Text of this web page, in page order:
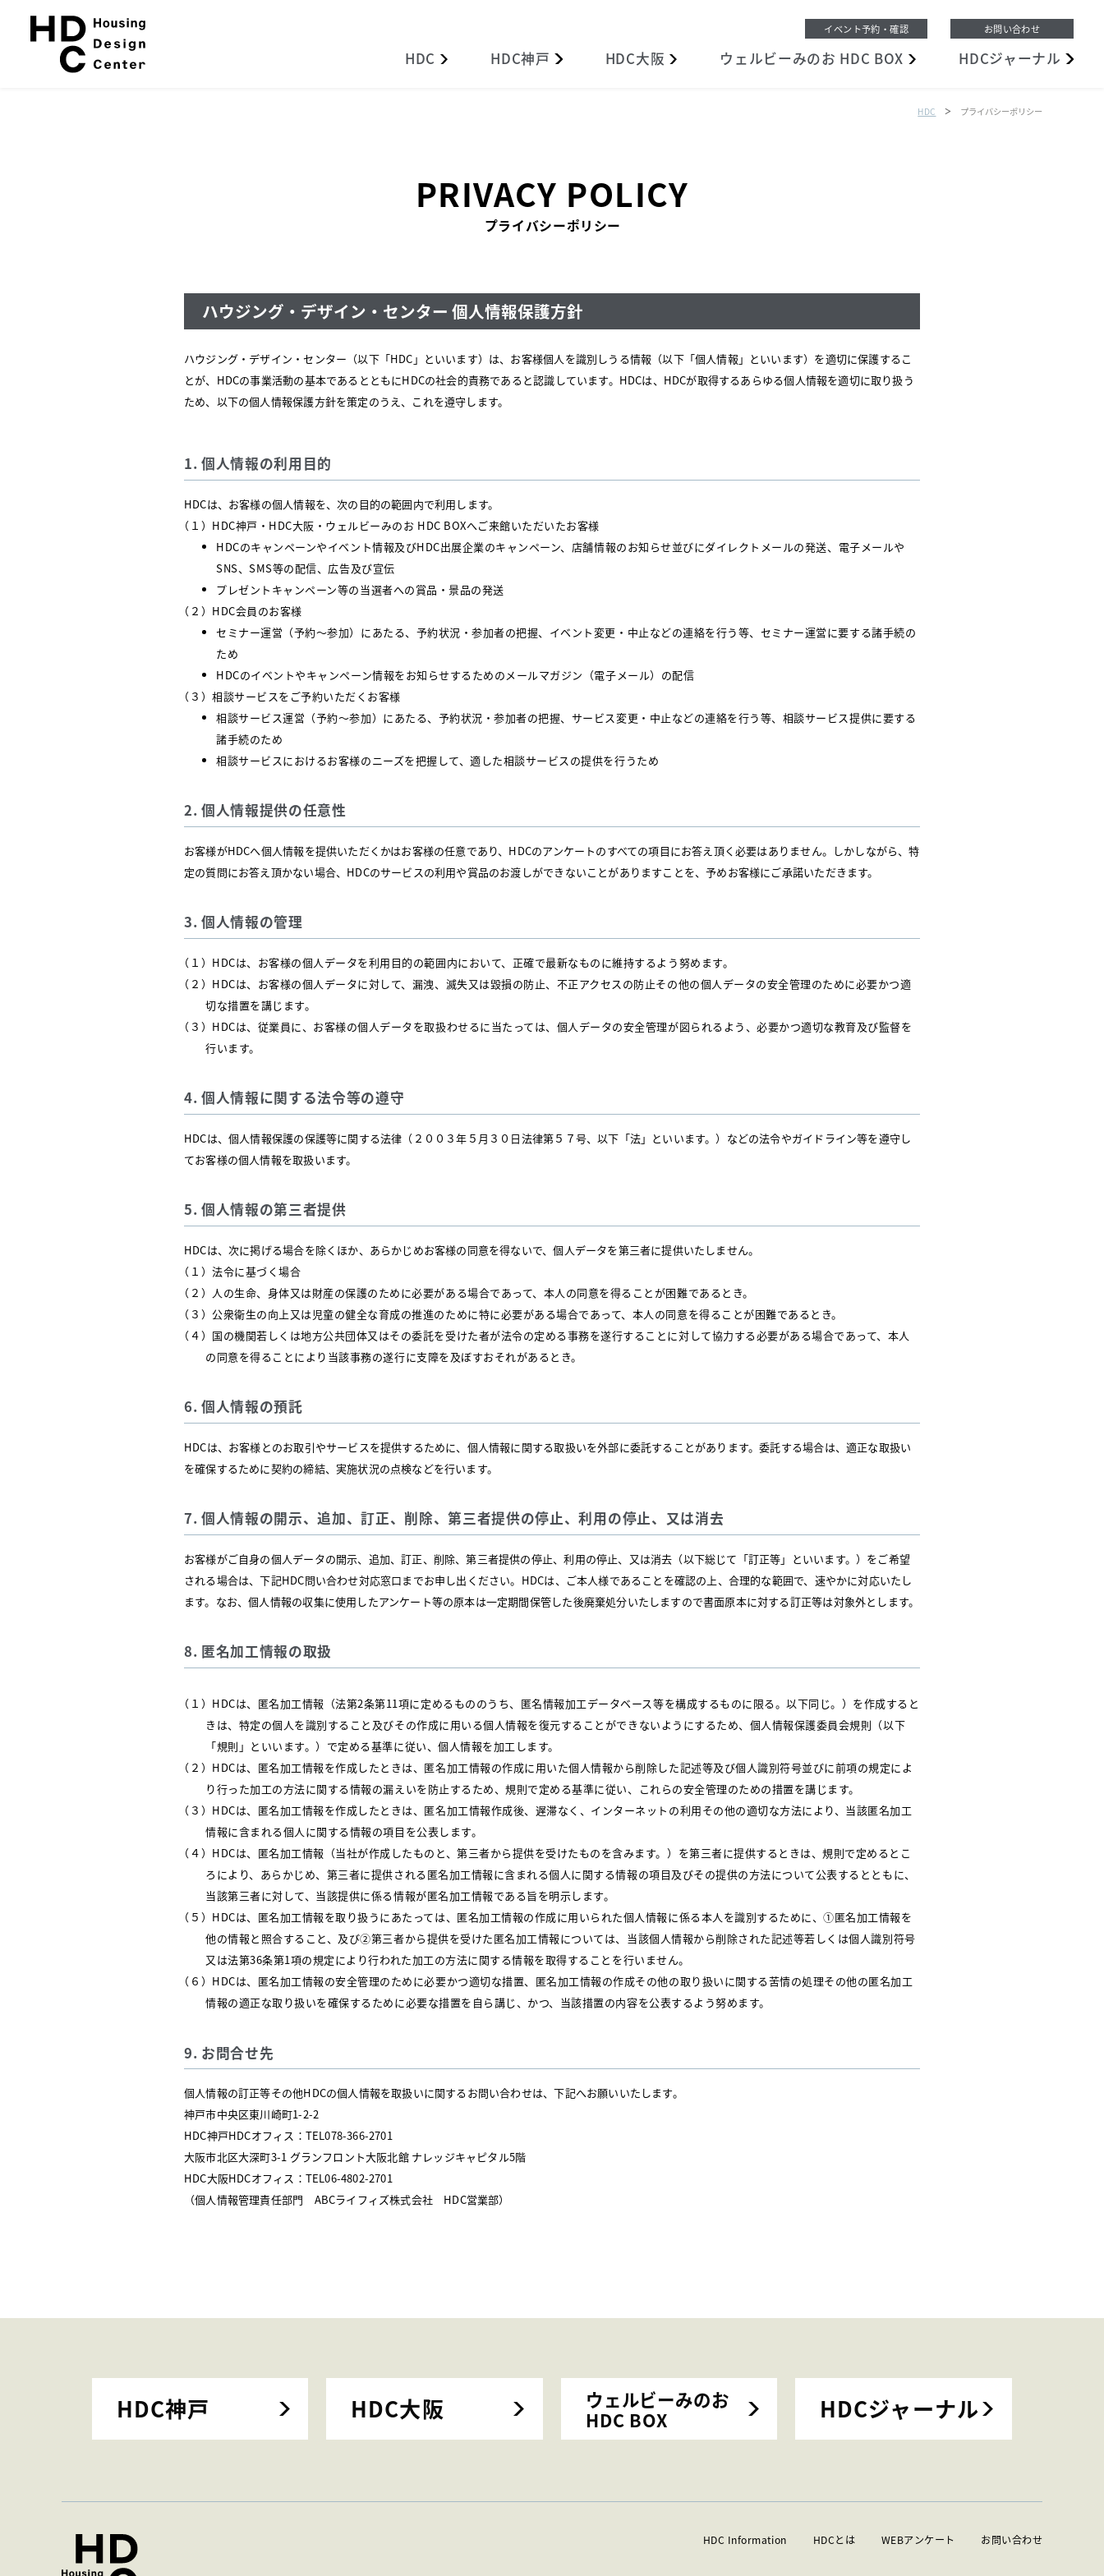
文
イ
HDC HDC神戸 HDC大阪 ウェルビーみのお HDC BOX HDCジャーナル
イベント予約・確認 お問い合わせ
HDC プライバシーポリシー
PRIVACY POLICY
プライバシーポリシー
ハウジング・デザイン・センター 個人情報保護方針
ハウジング・デザイン・センター（以下「HDC」といいます）は、お客様個人を識別しうる情報（以下「個人情報」といいます）を適切に保護するこ
とが、HDCの事業活動の基本であるとともにHDCの社会的責務であると認識しています。HDCは、HDCが取得するあらゆる個人情報を適切に取り扱う
ため、以下の個人情報保護方針を策定のうえ、これを遵守します。
1. 個人情報の利用目的
HDCは、お客様の個人情報を、次の目的の範囲内で利用します。
（１）HDC神戸・HDC大阪・ウェルビーみのお HDC BOXへご来館いただいたお客様
HDCのキャンペーンやイベント情報及びHDC出展企業のキャンペーン、店舗情報のお知らせ並びにダイレクトメールの発送、電子メールや
SNS、SMS等の配信、広告及び宣伝
プレゼントキャンペーン等の当選者への賞品・景品の発送
（２）HDC会員のお客様
セミナー運営（予約～参加）にあたる、予約状況・参加者の把握、イベント変更・中止などの連絡を行う等、セミナー運営に要する諸手続の
ため
HDCのイベントやキャンペーン情報をお知らせするためのメールマガジン（電子メール）の配信
（３）相談サービスをご予約いただくお客様
相談サービス運営（予約～参加）にあたる、予約状況・参加者の把握、サービス変更・中止などの連絡を行う等、相談サービス提供に要する
諸手続のため
相談サービスにおけるお客様のニーズを把握して、適した相談サービスの提供を行うため
2. 個人情報提供の任意性
お客様がHDCへ個人情報を提供いただくかはお客様の任意であり、HDCのアンケートのすべての項目にお答え頂く必要はありません。しかしながら、特
定の質問にお答え頂かない場合、HDCのサービスの利用や賞品のお渡しができないことがありますことを、予めお客様にご承諾いただきます。
3. 個人情報の管理
（１）HDCは、お客様の個人データを利用目的の範囲内において、正確で最新なものに維持するよう努めます。
（２）HDCは、お客様の個人データに対して、漏洩、滅失又は毀損の防止、不正アクセスの防止その他の個人データの安全管理のために必要かつ適
切な措置を講じます。
（３）HDCは、従業員に、お客様の個人データを取扱わせるに当たっては、個人データの安全管理が図られるよう、必要かつ適切な教育及び監督を
行います。
4. 個人情報に関する法令等の遵守
HDCは、個人情報保護の保護等に関する法律（２００３年５月３０日法律第５７号、以下「法」といいます。）などの法令やガイドライン等を遵守し
てお客様の個人情報を取扱います。
5. 個人情報の第三者提供
HDCは、次に掲げる場合を除くほか、あらかじめお客様の同意を得ないで、個人データを第三者に提供いたしません。
（１）法令に基づく場合
（２）人の生命、身体又は財産の保護のために必要がある場合であって、本人の同意を得ることが困難であるとき。
（３）公衆衛生の向上又は児童の健全な育成の推進のために特に必要がある場合であって、本人の同意を得ることが困難であるとき。
（４）国の機関若しくは地方公共団体又はその委託を受けた者が法令の定める事務を遂行することに対して協力する必要がある場合であって、本人
の同意を得ることにより当該事務の遂行に支障を及ぼすおそれがあるとき。
6. 個人情報の預託
HDCは、お客様とのお取引やサービスを提供するために、個人情報に関する取扱いを外部に委託することがあります。委託する場合は、適正な取扱い
を確保するために契約の締結、実施状況の点検などを行います。
7. 個人情報の開示、追加、訂正、削除、第三者提供の停止、利用の停止、又は消去
お客様がご自身の個人データの開示、追加、訂正、削除、第三者提供の停止、利用の停止、又は消去（以下総じて「訂正等」といいます。）をご希望
される場合は、下記HDC問い合わせ対応窓口までお申し出ください。HDCは、ご本人様であることを確認の上、合理的な範囲で、速やかに対応いたし
ます。なお、個人情報の収集に使用したアンケート等の原本は一定期間保管した後廃棄処分いたしますので書面原本に対する訂正等は対象外とします。
8. 匿名加工情報の取扱
（１）HDCは、匿名加工情報（法第2条第11項に定めるもののうち、匿名情報加工データベース等を構成するものに限る。以下同じ。）を作成すると
きは、特定の個人を識別すること及びその作成に用いる個人情報を復元することができないようにするため、個人情報保護委員会規則（以下
「規則」といいます。）で定める基準に従い、個人情報を加工します。
（２）HDCは、匿名加工情報を作成したときは、匿名加工情報の作成に用いた個人情報から削除した記述等及び個人識別符号並びに前項の規定によ
り行った加工の方法に関する情報の漏えいを防止するため、規則で定める基準に従い、これらの安全管理のための措置を講じます。
（３）HDCは、匿名加工情報を作成したときは、匿名加工情報作成後、遅滞なく、インターネットの利用その他の適切な方法により、当該匿名加工
情報に含まれる個人に関する情報の項目を公表します。
（４）HDCは、匿名加工情報（当社が作成したものと、第三者から提供を受けたものを含みます。）を第三者に提供するときは、規則で定めるとこ
ろにより、あらかじめ、第三者に提供される匿名加工情報に含まれる個人に関する情報の項目及びその提供の方法について公表するとともに、
当該第三者に対して、当該提供に係る情報が匿名加工情報である旨を明示します。
（５）HDCは、匿名加工情報を取り扱うにあたっては、匿名加工情報の作成に用いられた個人情報に係る本人を識別するために、①匿名加工情報を
他の情報と照合すること、及び②第三者から提供を受けた匿名加工情報については、当該個人情報から削除された記述等若しくは個人識別符号
又は法第36条第1項の規定により行われた加工の方法に関する情報を取得することを行いません。
（６）HDCは、匿名加工情報の安全管理のために必要かつ適切な措置、匿名加工情報の作成その他の取り扱いに関する苦情の処理その他の匿名加工
情報の適正な取り扱いを確保するために必要な措置を自ら講じ、かつ、当該措置の内容を公表するよう努めます。
9. お問合せ先
個人情報の訂正等その他HDCの個人情報を取扱いに関するお問い合わせは、下記へお願いいたします。
神戸市中央区東川崎町1-2-2
HDC神戸HDCオフィス：TEL078-366-2701
大阪市北区大深町3-1 グランフロント大阪北館 ナレッジキャピタル5階
HDC大阪HDCオフィス：TEL06-4802-2701
（個人情報管理責任部門 ABCライフィズ株式会社 HDC営業部）
HDC神戸 HDC大阪
ウェルビーみのお
HDC BOX
HDCジャーナル
HDC Information HDCとは WEBアンケート お問い合わせ